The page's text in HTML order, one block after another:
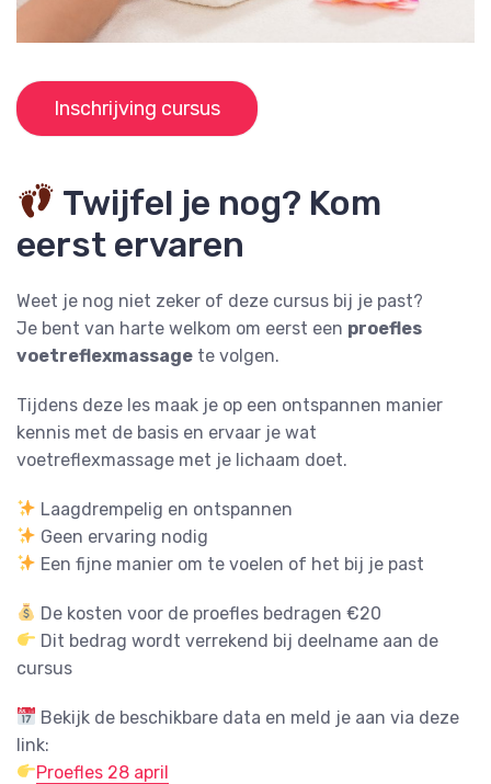
Inschrijving cursus
Twijfel je nog? Kom
eerst ervaren
Weet je nog niet zeker of deze cursus bij je past?
Je bent van harte welkom om eerst een proefles
voetreflexmassage te volgen.
Tijdens deze les maak je op een ontspannen manier
kennis met de basis en ervaar je wat
voetreflexmassage met je lichaam doet.
Laagdrempelig en ontspannen
Geen ervaring nodig
Een fijne manier om te voelen of het bij je past
De kosten voor de proefles bedragen €20
Dit bedrag wordt verrekend bij deelname aan de
cursus
Bekijk de beschikbare data en meld je aan via deze
link:
Proefles 28 april